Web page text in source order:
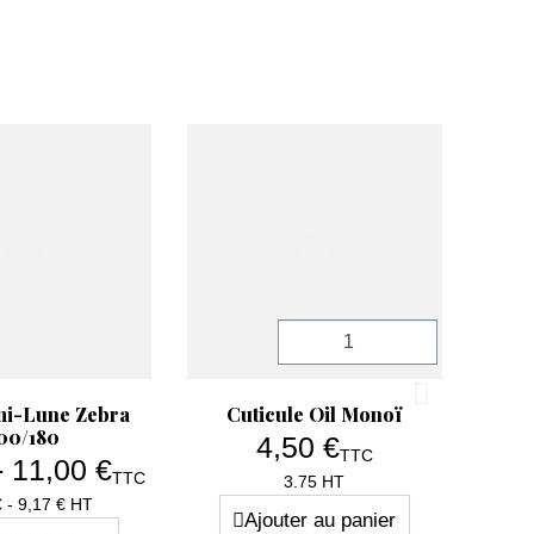
rapide
Lune Zebra
180
Prix
11,00 €TTC
- 9,17 € HT
Aperçu rapide
Cuticule Oil Monoï
Prix
4,50 €TTC
3.75 HT
Quantité
Ajouter au panier